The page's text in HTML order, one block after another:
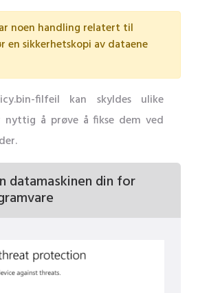
noen handling relatert til
en sikkerhetskopi av dataene
filfeil kan skyldes ulike
å prøve å fikse dem ved
datamaskinen din for